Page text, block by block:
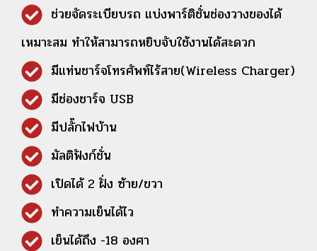
ช่วยจัดระเบียบรถ แบ่งพาร์ติชั่นช่องวางของได้
เหมาะสม ทำให้สามารถหยิบจับใช้งานได้สะดวก
มีแท่นชาร์จโทรศัพท์ไร้สาย(Wireless Charger)
มีช่องชาร์จ USB
มีปลั๊กไฟบ้าน
มัลติฟังก์ชั่น
เปิดได้ 2 ฝั่ง ซ้าย/ขวา
ทำความเย็นได้ไว
เย็นได้ถึง -18 องศา